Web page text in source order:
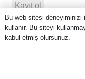
Bu web sitesi
kullanır. Bu siteyi
kabul etmiş olursunuz.